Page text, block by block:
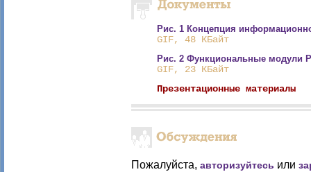
Рис. 1 Концепция
GIF, 48 КБайт
Рис. 2 Функциональные модули
GIF, 23 КБайт
Презентационные материалы
Пожалуйста, авторизуйтесь или